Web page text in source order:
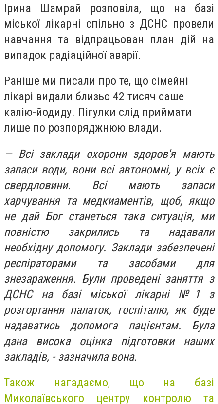
Ірина Шамрай розповіла, що на базі
міської лікарні спільно з ДСНС провели
навчання та відпрацьован план дій на
випадок радіаційної аварії.
Раніше ми писали про те, що сімейні
лікарі видали близьо 42 тисяч саше
калію-йодиду. Пігулки слід приймати
лише по розпоряджнюю влади.
— Всі заклади охорони здоров'я мають
запаси води, вони всі автономні, у всіх є
свердловини. Всі мають запаси
харчування та медкиаментів, щоб, якщо
не дай Бог станеться така ситуація, ми
повністю закрились та надавали
необхідну допомогу. Заклади забезпечені
респіраторами та засобами для
знезараження. Були проведені заняття з
ДСНС на базі міської лікарні №1 з
розгортання палаток, госпіталю, як буде
надаватись допомога пацієнтам. Була
дана висока оцінка підготовки наших
закладів, - зазначила вона.
Також нагадаємо, що на базі
Миколаївського центру контролю та